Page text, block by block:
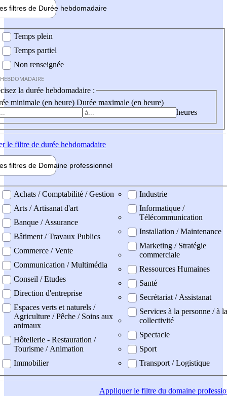
filtres de Durée hebdomadaire
Temps plein
Temps partiel
Non renseignée
la durée hebdomadaire :
minimale (en heure) Durée maximale (en heure)
heures
le filtre de durée hebdomadaire
filtres de Domaine professionnel
professionel
Achats / Comptabilité / Gestion
Arts / Artisanat d'art
Banque / Assurance
Bâtiment / Travaux Publics
Commerce / Vente
Communication / Multimédia
Conseil / Etudes
Direction d'entreprise
Espaces verts et naturels /
Agriculture / Pêche / Soins aux
animaux
Hôtellerie - Restauration /
Tourisme / Animation
Immobilier
Industrie
Informatique /
Télécommunication
Installation / Maintenance
Marketing / Stratégie
commerciale
Ressources Humaines
Santé
Secrétariat / Assistanat
Services à la personne / à la
collectivité
Spectacle
Sport
Transport / Logistique
Appliquerle filtre du domaine